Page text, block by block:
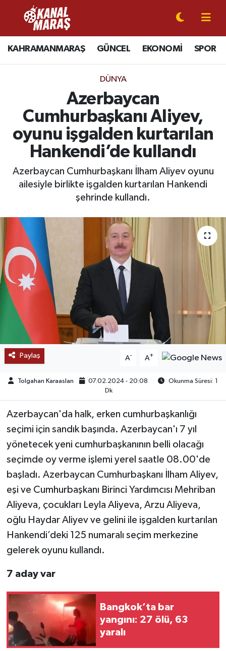
KAHRAMANMARAŞ GÜNCEL EKONOMİ SPOR
DÜNYA
Azerbaycan
Cumhurbaşkanı Aliyev,
oyunu işgalden kurtarılan
Hankendi’de kullandı
Azerbaycan Cumhurbaşkanı İlham Aliyev oyunu
ailesiyle birlikte işgalden kurtarılan Hankendi
şehrinde kullandı.
Paylaş A- A+
Tolgahan Karaaslan 07.02.2024 - 20:08
Okunma Süresi: 1
Dk
Azerbaycan'da halk, erken cumhurbaşkanlığı
seçimi için sandık başında. Azerbaycan'ı 7 yıl
yönetecek yeni cumhurbaşkanının belli olacağı
seçimde oy verme işlemi yerel saatle 08.00'de
başladı. Azerbaycan Cumhurbaşkanı İlham Aliyev,
eşi ve Cumhurbaşkanı Birinci Yardımcısı Mehriban
Aliyeva, çocukları Leyla Aliyeva, Arzu Aliyeva,
oğlu Haydar Aliyev ve gelini ile işgalden kurtarılan
Hankendi’deki 125 numaralı seçim merkezine
gelerek oyunu kullandı.
7 aday var
Bangkok’ta bar
yangını: 27 ölü, 63
yaralı
CANLI YAYIN
KAHRAMANMARAŞ
SPOR
SİYASET
EKONOMİ
GÜNDEM
MAGAZİN
SAĞLIK
EĞİTİM
BÖLGE
KEŞFET
POPÜLER
MEDYA
OTOMOTİV
TEKNOLOJİ
KÜLTÜR SANAT
Kahramanmaraş Nöbetçi Eczaneler
Kahramanmaraş Hava Durumu
Kahramanmaraş Trafik Yoğunluk Haritası
Süper Lig Puan Durumu ve Fikstür
Tüm Manşetler
Son Dakika Haberleri
Haber Arşivi